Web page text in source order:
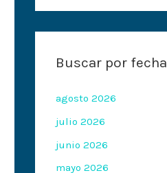
Buscar por fecha
agosto 2026
julio 2026
junio 2026
mayo 2026